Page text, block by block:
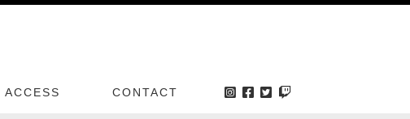
ACCESS CONTACT